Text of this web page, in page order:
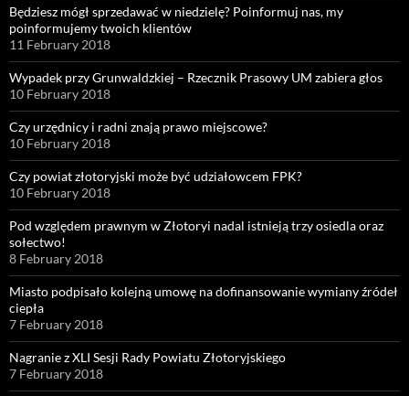
Będziesz mógł sprzedawać w niedzielę? Poinformuj nas, my
poinformujemy twoich klientów
11 February 2018
Wypadek przy Grunwaldzkiej – Rzecznik Prasowy UM zabiera głos
10 February 2018
Czy urzędnicy i radni znają prawo miejscowe?
10 February 2018
Czy powiat złotoryjski może być udziałowcem FPK?
10 February 2018
Pod względem prawnym w Złotoryi nadal istnieją trzy osiedla oraz
sołectwo!
8 February 2018
Miasto podpisało kolejną umowę na dofinansowanie wymiany źródeł
ciepła
7 February 2018
Nagranie z XLI Sesji Rady Powiatu Złotoryjskiego
7 February 2018